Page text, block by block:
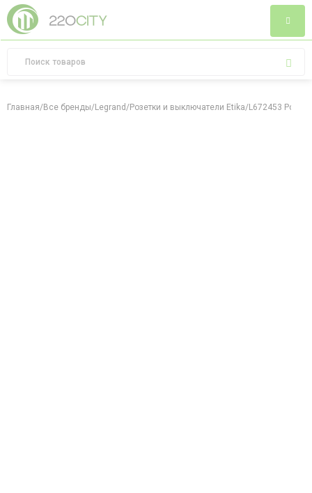
Главная/Все бренды/Legrand/Розетки и выключатели Etika/L672453 Роз.